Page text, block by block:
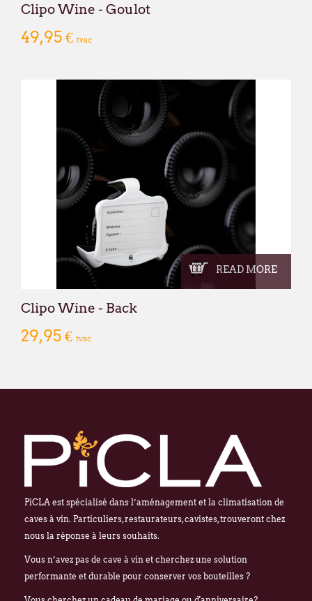
Clipo Wine - Goulot
49,95 € tvac
READ MORE
Clipo Wine - Back
29,95 € tvac
PiCLA est spécialisé dans l’aménagement et la climatisation de
caves à vin. Particuliers, restaurateurs, cavistes, trouveront chez
nous la réponse à leurs souhaits.
Vous n’avez pas de cave à vin et cherchez une solution
performante et durable pour conserver vos bouteilles ?